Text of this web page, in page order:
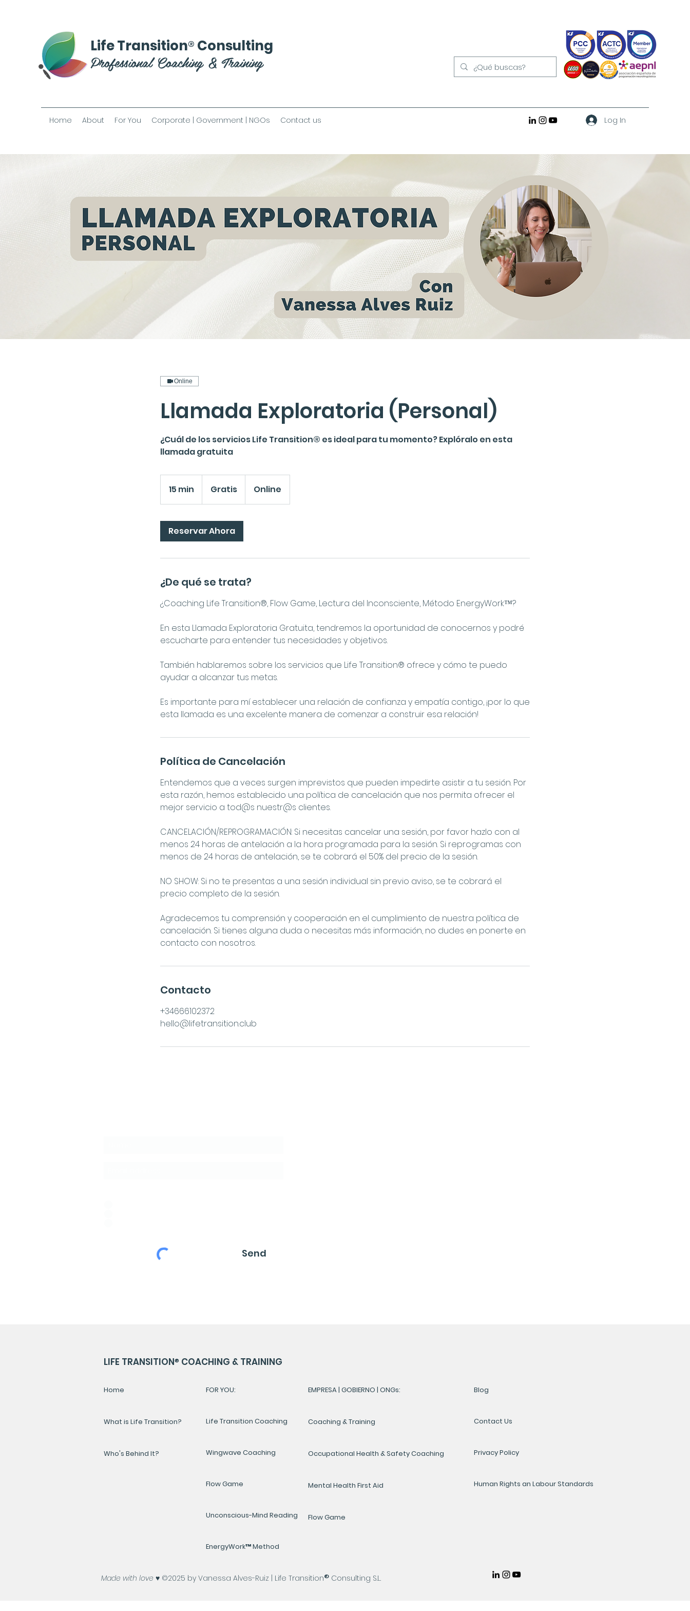
Home About For You Corporate | Government | NGOs Contact us Log In
Life Transition® Consulting
Professional Coaching & Training
Online
Llamada Exploratoria (Personal)
¿Cuál de los servicios Life Transition® es ideal para tu momento? Explóralo en esta
llamada gratuita
15 min
5
i
n
Gratis Online
Reservar Ahora
¿De qué se trata?
¿Coaching Life Transition®, Flow Game, Lectura del Inconsciente, Método EnergyWork™?
En esta Llamada Exploratoria Gratuita, tendremos la oportunidad de conocernos y podré
escucharte para entender tus necesidades y objetivos.
También hablaremos sobre los servicios que Life Transition® ofrece y cómo te puedo
ayudar a alcanzar tus metas.
Es importante para mí establecer una relación de confianza y empatía contigo, ¡por lo que
esta llamada es una excelente manera de comenzar a construir esa relación!
Política de Cancelación
Entendemos que a veces surgen imprevistos que pueden impedirte asistir a tu sesión. Por
esta razón, hemos establecido una política de cancelación que nos permita ofrecer el
mejor servicio a tod@s nuestr@s clientes.
CANCELACIÓN/REPROGRAMACIÓN: Si necesitas cancelar una sesión, por favor hazlo con al
menos 24 horas de antelación a la hora programada para la sesión. Si reprogramas con
menos de 24 horas de antelación, se te cobrará el 50% del precio de la sesión.
NO SHOW: Si no te presentas a una sesión individual sin previo aviso, se te cobrará el
precio completo de la sesión.
Agradecemos tu comprensión y cooperación en el cumplimiento de nuestra política de
cancelación. Si tienes alguna duda o necesitas más información, no dudes en ponerte en
contacto con nosotros.
Contacto
+34666102372
hello@lifetransition.club
Send
LIFE TRANSITION® COACHING & TRAINING
Home
What is Life Transition?
Who's Behind It?
FOR YOU:
Life Transition Coaching
Wingwave Coaching
Flow Game
Unconscious-Mind Reading
EnergyWork™ Method
EMPRESA | GOBIERNO | ONGs:
Coaching & Training
Occupational Health & Safety Coaching
Mental Health First Aid
Flow Game
Blog
Contact Us
Privacy Policy
Human Rights an Labour Standards
Made with love ♥️ ©2025 by Vanessa Alves-Ruiz | Life Transition® Consulting S.L.